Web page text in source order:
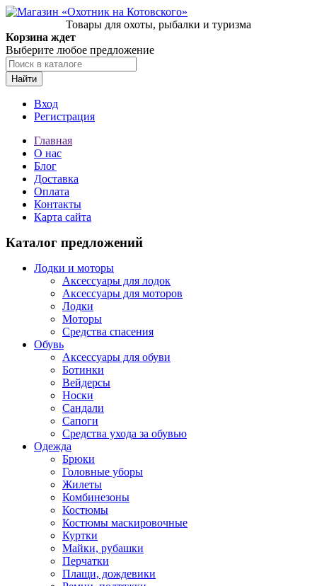
Товары для охоты, рыбалки и туризма
Корзина ждет
Выберите любое предложение
Найти
Вход
Регистрация
Главная
О нас
Блог
Доставка
Оплата
Контакты
Карта сайта
Каталог предложений
Лодки и моторы
Аксессуары для лодок
Аксессуары для моторов
Лодки
Моторы
Средства спасения
Обувь
Аксессуары для обуви
Ботинки
Вейдерсы
Носки
Сандали
Сапоги
Средства ухода за обувью
Одежда
Брюки
Головные уборы
Жилеты
Комбинезоны
Костюмы
Костюмы маскировочные
Куртки
Майки, рубашки
Перчатки
Плащи, дождевики